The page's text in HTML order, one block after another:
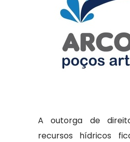
A outorga de
recursos hídricos